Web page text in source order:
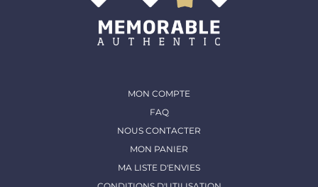
MON COMPTE
FAQ
NOUS CONTACTER
MON PANIER
MA LISTE D'ENVIES